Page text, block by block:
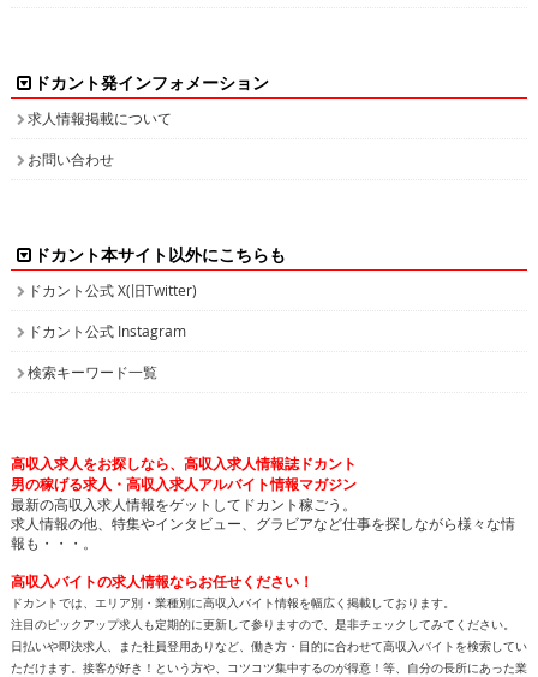
ドカント発インフォメーション
求人情報掲載について
お問い合わせ
ドカント本サイト以外にこちらも
ドカント公式 X(旧Twitter)
ドカント公式 Instagram
検索キーワード一覧
高収入求人をお探しなら、高収入求人情報誌ドカント
男の稼げる求人・高収入求人アルバイト情報マガジン
最新の高収入求人情報をゲットしてドカント稼ごう。
求人情報の他、特集やインタビュー、グラビアなど仕事を探しながら様々な情
報も・・・。
高収入バイトの求人情報ならお任せください！
ドカントでは、エリア別・業種別に高収入バイト情報を幅広く掲載しております。
注目のピックアップ求人も定期的に更新して参りますので、是非チェックしてみてください。
日払いや即決求人、また社員登用ありなど、働き方・目的に合わせて高収入バイトを検索してい
ただけます。接客が好き！という方や、コツコツ集中するのが得意！等、自分の長所にあった業